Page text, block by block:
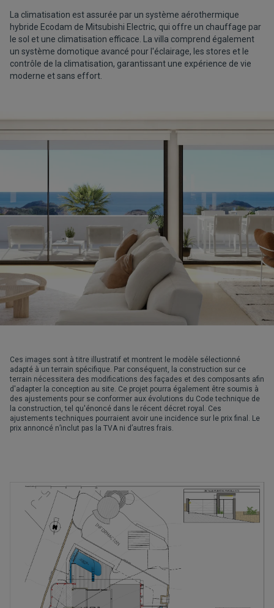
La climatisation est assurée par un système aérothermique
hybride Ecodam de Mitsubishi Electric, qui offre un chauffage par
le sol et une climatisation efficace. La villa comprend également
un système domotique avancé pour l'éclairage, les stores et le
contrôle de la climatisation, garantissant une expérience de vie
moderne et sans effort.
Ces images sont à titre illustratif et montrent le modèle sélectionné
adapté à un terrain spécifique. Par conséquent, la construction sur ce
terrain nécessitera des modifications des façades et des composants afin
d'adapter la conception au site. Ce projet pourra également être soumis à
des ajustements pour se conformer aux évolutions du Code technique de
la construction, tel qu'énoncé dans le récent décret royal. Ces
ajustements techniques pourraient avoir une incidence sur le prix final. Le
prix annoncé n’inclut pas la TVA ni d’autres frais.